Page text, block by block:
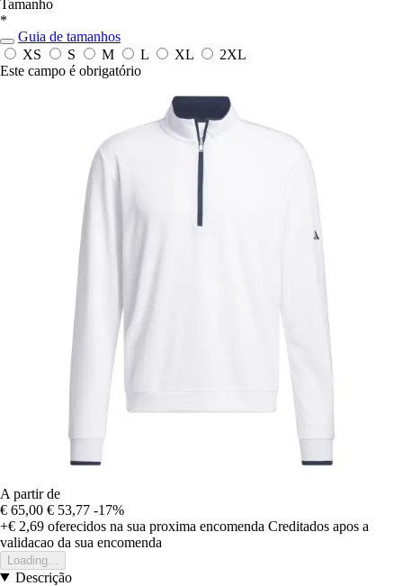
Tamanho
*
Guia de tamanhos
XS
S M L XL
2XL
Este campo é obrigatório
A partir de
€ 65,00 € 53,77 -17%
+€ 2,69 oferecidos na sua proxima encomenda Creditados apos a
validacao da sua encomenda
Loading...
Descrição